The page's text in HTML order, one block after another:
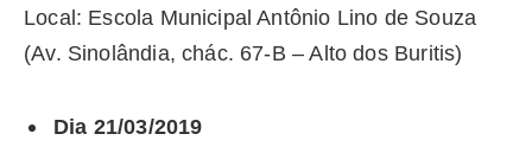
Local: Escola Municipal Antônio Lino de Souza
(Av. Sinolândia, chác. 67-B – Alto dos Buritis)
Dia 21/03/2019